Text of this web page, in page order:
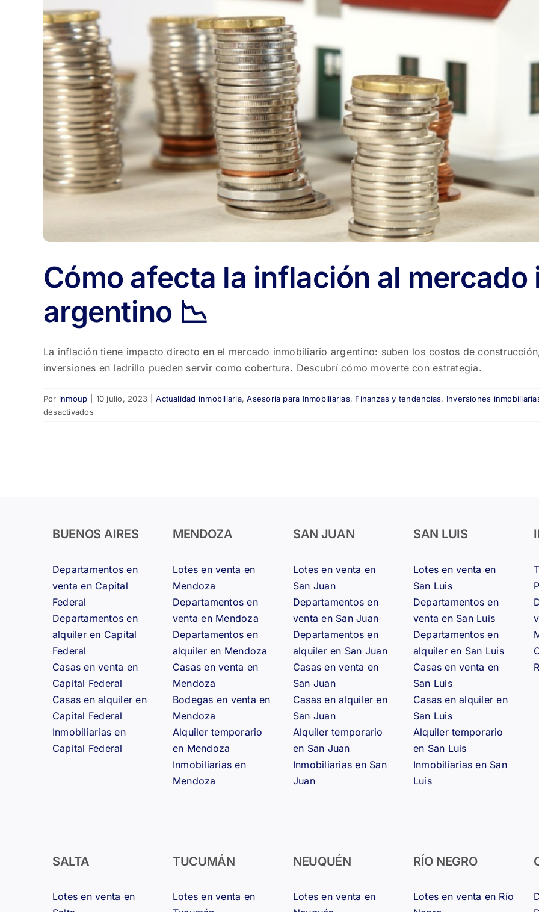
Cómo afecta la inflación al
argentino 📉
La inflación tiene impacto directo en el mercado inmobiliario argentino: suben los costos de
inversiones en ladrillo pueden servir como cobertura. Descubrí cómo moverte con estrategia.
Por inmoup 10 julio, 2023 Actualidad inmobiliaria,Asesoría para Inmobiliarias, Finanzas y tendencias, Inversiones
desactivadosen
📉
BUENOS AIRES
Departamentos en
venta en Capital
Federal
Departamentos en
alquiler en Capital
Federal
Casas en venta en
Capital Federal
Casas en alquiler en
Capital Federal
Inmobiliarias en
Capital Federal
MENDOZA
Lotes en venta en
Mendoza
Departamentos en
venta en Mendoza
Departamentos en
alquiler en Mendoza
Casas en venta en
Mendoza
Bodegas en venta en
Mendoza
Alquiler temporario
en Mendoza
Inmobiliarias en
Mendoza
SAN JUAN
Lotes en venta en
San Juan
Departamentos en
venta en San Juan
Departamentos en
alquiler en San Juan
Casas en venta en
San Juan
Casas en alquiler en
San Juan
Alquiler temporario
en San Juan
Inmobiliarias en San
Juan
SAN LUIS
Lotes en venta en
San Luis
Departamentos en
venta en San Luis
Departamentos en
alquiler en San Luis
Casas en venta en
San Luis
Casas en alquiler en
San Luis
Alquiler temporario
en San Luis
Inmobiliarias en San
Luis
SALTA
Lotes en venta en
TUCUMÁN
Lotes en venta en
NEUQUÉN
Lotes en venta en
RÍO NEGRO
Lotes en venta en Río